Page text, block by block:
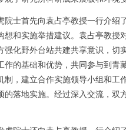
士首先向袁占亭教授一行介绍
想和实施举措建议。袁占亭教授
强化野外台站共建共享意识，切
作的基础和优势，共同参与到青
制，建立合作实施领导小组和工
的落地实施。经过深入交流，双